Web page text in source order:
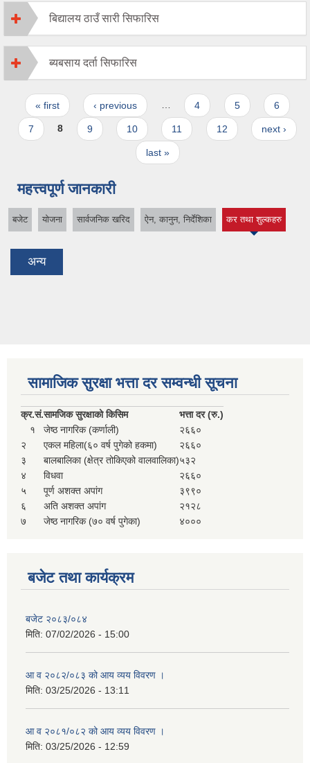
बिद्यालय ठाउँ सारी सिफारिस
ब्यबसाय दर्ता सिफारिस
Pages
« first ‹ previous … 4 5 6
7 8 9 10 11 12 next ›
last »
महत्त्वपूर्ण जानकारी
बजेट योजना सार्वजनिक खरिद ऐन, कानुन, निर्देशिका कर तथा शुल्कहरु
(active tab)
अन्य
सामाजिक सुरक्षा भत्ता दर सम्वन्धी सूचना
क्र.सं.सामजिक सुरक्षाको किसिम
भत्ता दर (रु.)
१
जेष्ठ नागरिक (कर्णाली)
२६६०
२
एकल महिला(६० वर्ष पुगेको हकमा)
२६६०
३
बालबालिका (क्षेत्र तोकिएको वालवालिका)५३२
४
विधवा
२६६०
५
पूर्ण अशक्त अपांग
३९९०
६
अति अशक्त अपांग
२१२८
७
जेष्ठ नागरिक (७० वर्ष पुगेका) ४०००
बजेट तथा कार्यक्रम
बजेट २०८३/०८४
मिति: 07/02/2026 - 15:00
आ व २०८२/०८३ को आय व्यय विवरण ।
मिति: 03/25/2026 - 13:11
आ व २०८१/०८२ को आय व्यय विवरण ।
मिति: 03/25/2026 - 12:59